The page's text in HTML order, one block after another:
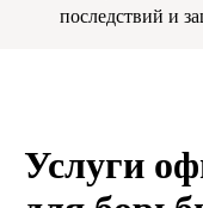
последствий и
Услуги